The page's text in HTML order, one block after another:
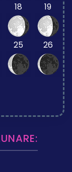
18 19
25 26